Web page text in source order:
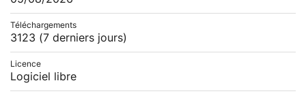
Téléchargements
3123 (7 derniers jours)
Licence
Logiciel libre